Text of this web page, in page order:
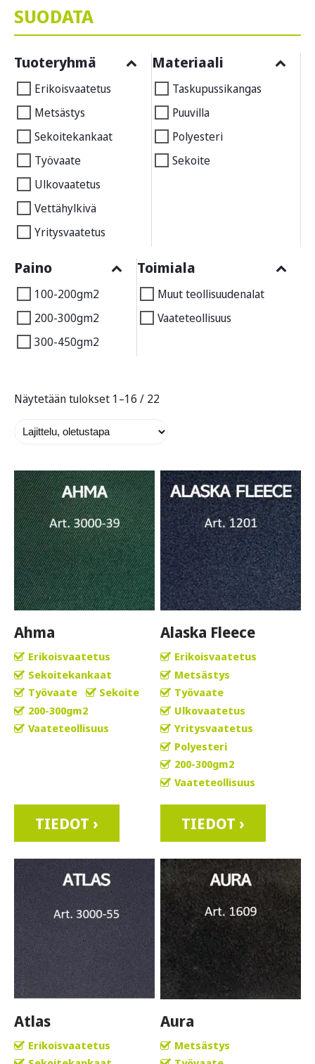
SUODATA
Tuoteryhmä
Erikoisvaatetus
Metsästys
Sekoitekankaat
Työvaate
Ulkovaatetus
Vettähylkivä
Yritysvaatetus
Materiaali
Taskupussikangas
Puuvilla
Polyesteri
Sekoite
Paino
100-200gm2
200-300gm2
300-450gm2
Toimiala
Muut teollisuudenalat
Vaateteollisuus
Näytetään tulokset 1–16 / 22
Ahma
Erikoisvaatetus
Sekoitekankaat
Työvaate
Sekoite
200-300gm2
Vaateteollisuus
TIEDOT ›
Alaska Fleece
Erikoisvaatetus
Metsästys
Työvaate
Ulkovaatetus
Yritysvaatetus
Polyesteri
200-300gm2
Vaateteollisuus
TIEDOT ›
Atlas
Erikoisvaatetus
Aura
Metsästys